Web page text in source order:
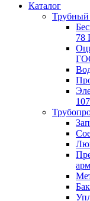
Каталог
Трубный
78